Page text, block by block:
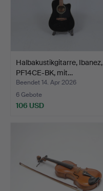
Halbakustikgitarre, Ibanez,
PF14CE-BK, mit…
Beendet 14. Apr 2026
6 Gebote
106 USD